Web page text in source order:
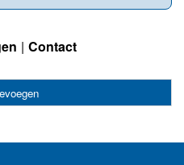
Contact